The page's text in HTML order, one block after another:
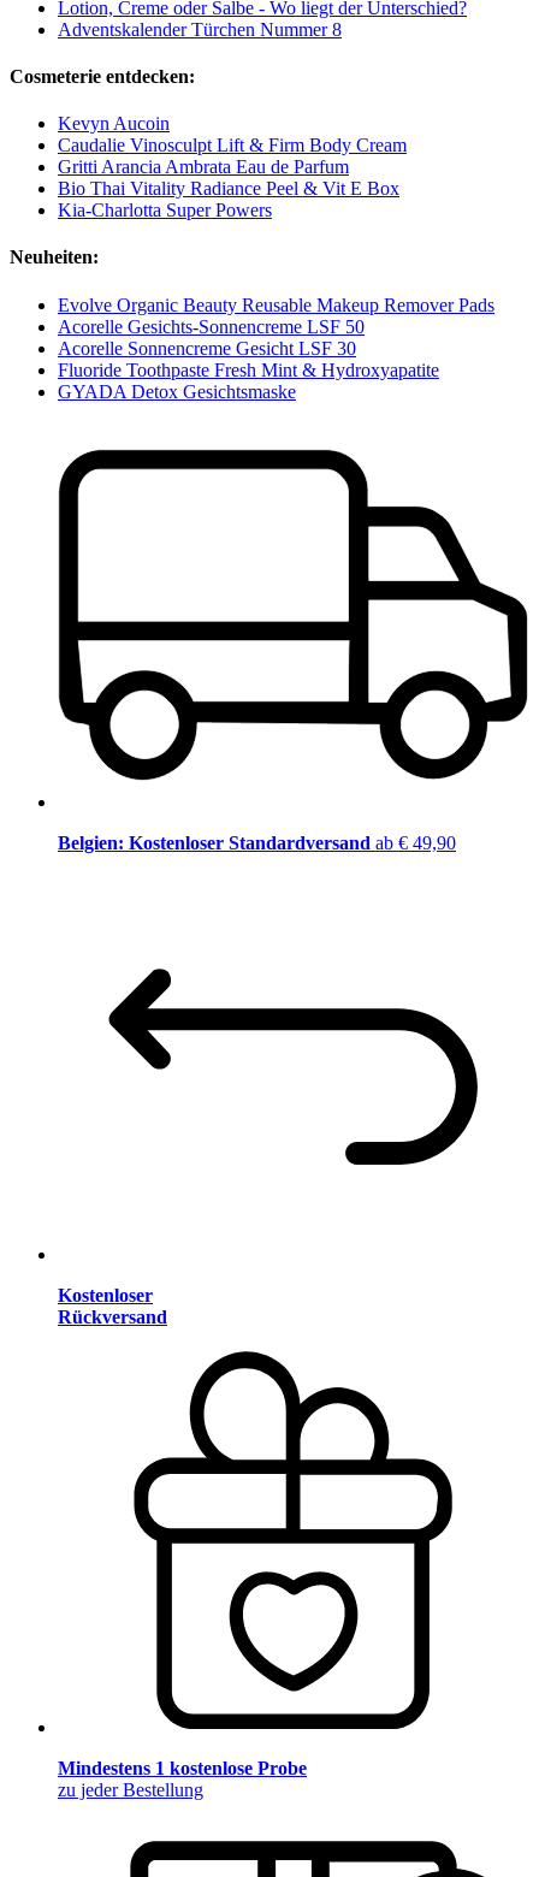
Lotion, Creme oder Salbe - Wo liegt der Unterschied?
Adventskalender Türchen Nummer 8
Cosmeterie entdecken:
Kevyn Aucoin
Caudalie Vinosculpt Lift & Firm Body Cream
Gritti Arancia Ambrata Eau de Parfum
Bio Thai Vitality Radiance Peel & Vit E Box
Kia-Charlotta Super Powers
Neuheiten:
Evolve Organic Beauty Reusable Makeup Remover Pads
Acorelle Gesichts-Sonnencreme LSF 50
Acorelle Sonnencreme Gesicht LSF 30
Fluoride Toothpaste Fresh Mint & Hydroxyapatite
GYADA Detox Gesichtsmaske
Belgien: Kostenloser Standardversand ab € 49,90
Kostenloser
Rückversand
Mindestens 1 kostenlose Probe
zu jeder Bestellung